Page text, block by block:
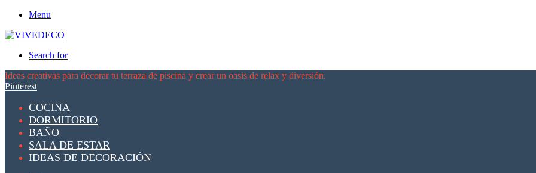
Menu
Search for
Ideas creativas para decorar tu terraza de piscina y crear un oasis de relax y diversión.
Pinterest
COCINA
DORMITORIO
BAÑO
SALA DE ESTAR
IDEAS DE DECORACIÓN